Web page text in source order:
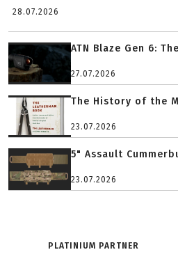
28.07.2026
ATN Blaze Gen 6:
27.07.2026
The History of the
23.07.2026
5" Assault
23.07.2026
PLATINIUM PARTNER